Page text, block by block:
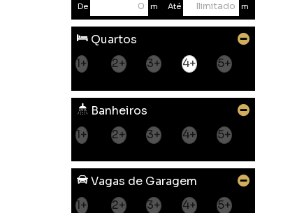
De m Até m
Quartos
1+ 2+ 3+ 4+ 5+
Banheiros
1+ 2+ 3+ 4+ 5+
Vagas de Garagem
1+ 2+ 3+ 4+ 5+